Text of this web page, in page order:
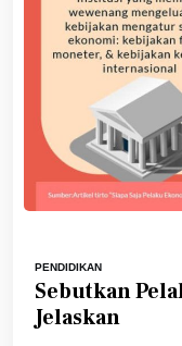
PENDIDIKAN
Sebutkan
Jelaskan